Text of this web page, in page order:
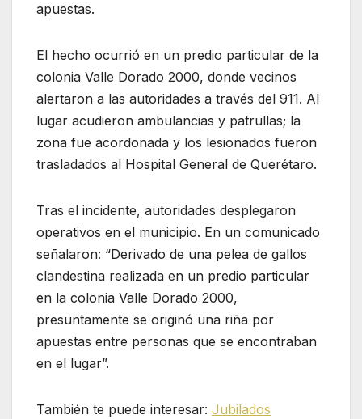
apuestas.
El hecho ocurrió en un predio particular de la
colonia Valle Dorado 2000, donde vecinos
alertaron a las autoridades a través del 911. Al
lugar acudieron ambulancias y patrullas; la
zona fue acordonada y los lesionados fueron
trasladados al Hospital General de Querétaro.
Tras el incidente, autoridades desplegaron
operativos en el municipio. En un comunicado
señalaron: “Derivado de una pelea de gallos
clandestina realizada en un predio particular
en la colonia Valle Dorado 2000,
presuntamente se originó una riña por
apuestas entre personas que se encontraban
en el lugar”.
También te puede interesar: Jubilados